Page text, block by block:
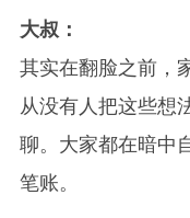
大叔：
其实在翻脸之前，
从没有人把这些想
聊。大家都在暗中
笔账。